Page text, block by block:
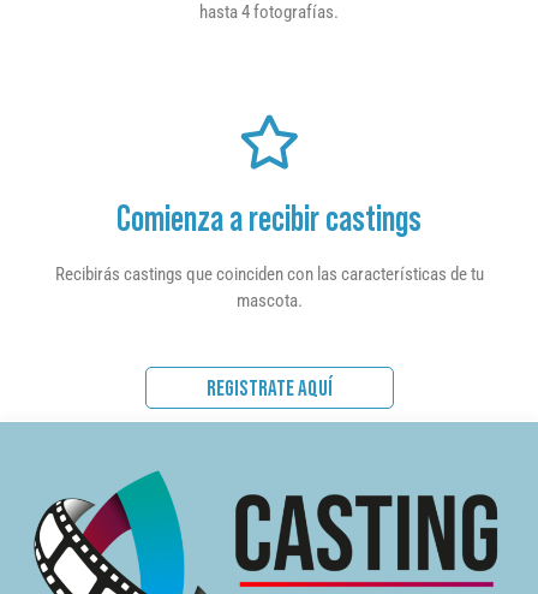
hasta 4 fotografías.
Comienza a recibir castings
Recibirás castings que coinciden con las características de tu
mascota.
REGISTRATE AQUÍ